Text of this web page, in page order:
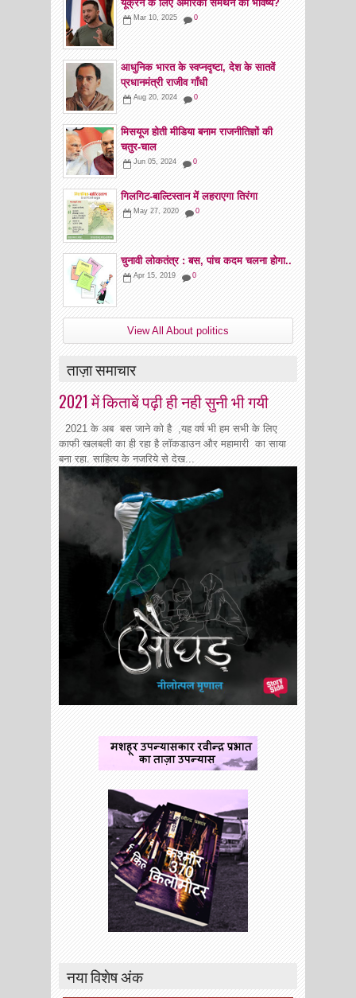
यूक्रेन के लिए अमेरिकी समर्थन का भविष्य?
Mar 10, 2025 0
आधुनिक भारत के स्वप्नदृष्टा, देश के सातवें
प्रधानमंत्री राजीव गाँधी
Aug 20, 2024 0
मिसयूज होती मीडिया बनाम राजनीतिज्ञों की
चतुर-चाल
Jun 05, 2024 0
गिलगिट-बाल्टिस्तान में लहराएगा तिरंगा
May 27, 2020 0
चुनावी लोकतंत्र : बस, पांच कदम चलना होगा..
Apr 15, 2019 0
View All About politics
ताज़ा समाचार
2021 में किताबें पढ़ी ही नही सुनी भी गयी
2021 के अब बस जाने को है ,यह वर्ष भी हम सभी के लिए
काफी खलबली का ही रहा है लॉकडाउन और महामारी का साया
बना रहा. साहित्य के नजरिये से देख...
नया विशेष अंक